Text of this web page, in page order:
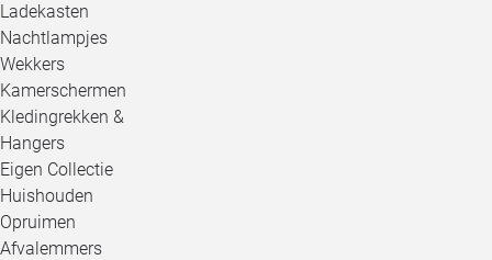
Ladekasten
Nachtlampjes
Wekkers
Kamerschermen
Kledingrekken &
Hangers
Eigen Collectie
Huishouden
Opruimen
Afvalemmers